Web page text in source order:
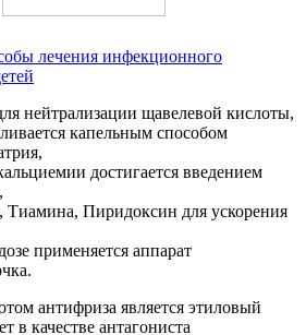
лечения инфекционного
нейтрализации щавелевой кислоты,
капельным способом
достигается введением
Тиамина, Пиридоксин для ускорения
применяется аппарат
антифриза является этиловый
в качестве антагониста